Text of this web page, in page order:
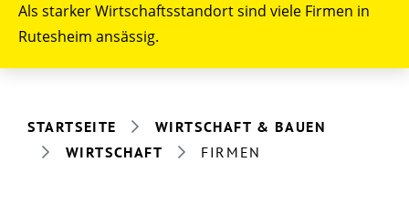
Als starker Wirtschaftsstandort sind viele Firmen in
Rutesheim ansässig.
STARTSEITE
WIRTSCHAFT & BAUEN
WIRTSCHAFT
FIRMEN